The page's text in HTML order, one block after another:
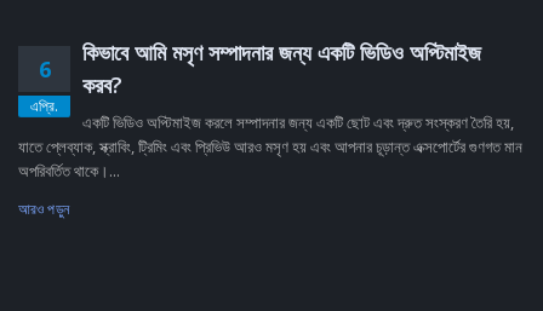
6
এপ্রি.
কিভাবে আমি মসৃণ সম্পাদনার জন্য একটি ভিডিও অপ্টিমাইজ
করব?
একটি ভিডিও অপ্টিমাইজ করলে সম্পাদনার জন্য একটি ছোট এবং দ্রুত সংস্করণ তৈরি হয়,
যাতে প্লেব্যাক, স্ক্রাবিং, ট্রিমিং এবং প্রিভিউ আরও মসৃণ হয় এবং আপনার চূড়ান্ত এক্সপোর্টের গুণগত মান
অপরিবর্তিত থাকে।...
আরও পড়ুন